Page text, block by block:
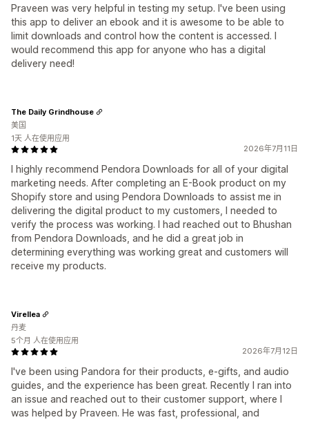
Praveen was very helpful in testing my setup. I've been using
this app to deliver an ebook and it is awesome to be able to
limit downloads and control how the content is accessed. I
would recommend this app for anyone who has a digital
delivery need!
2026年7月11日
I highly recommend Pendora Downloads for all of your digital
marketing needs. After completing an E-Book product on my
Shopify store and using Pendora Downloads to assist me in
delivering the digital product to my customers, I needed to
verify the process was working. I had reached out to Bhushan
from Pendora Downloads, and he did a great job in
determining everything was working great and customers will
receive my products.
The Daily Grindhouse
美国
1天 人在使用应用
2026年7月12日
I've been using Pandora for their products, e-gifts, and audio
guides, and the experience has been great. Recently I ran into
an issue and reached out to their customer support, where I
was helped by Praveen. He was fast, professional, and
Virellea
丹麦
5个月 人在使用应用